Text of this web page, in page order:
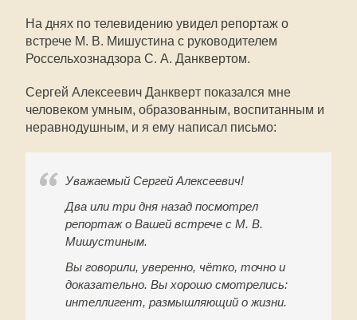
На днях по телевидению увидел репортаж о
встрече М. В. Мишустина с руководителем
Россельхознадзора С. А. Данквертом.
Сергей Алексеевич Данкверт показался мне
человеком умным, образованным, воспитанным и
неравнодушным, и я ему написал письмо:
Уважаемый Сергей Алексеевич!
Два или три дня назад посмотрел
репортаж о Вашей встрече с М. В.
Мишустиным.
Вы говорили, уверенно, чётко, точно и
доказательно. Вы хорошо смотрелись:
интеллигент, размышляющий о жизни.